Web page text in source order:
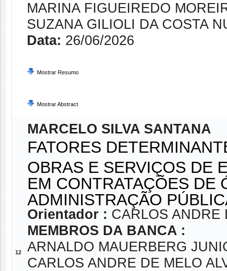
MARINA FIGUEIREDO
SUZANA GILIOLI DA COSTA
Data: 26/06/2026
Mostrar Resumo
Mostrar Abstract
12
MARCELO SILVA SANTANA
FATORES
OBRAS E SERVIÇOS DE
EM CONTRATAÇÕES DE
ADMINISTRAÇÃO
Orientador : CARLOS ANDRE
MEMBROS DA BANCA :
ARNALDO MAUERBERG
CARLOS ANDRE DE MELO